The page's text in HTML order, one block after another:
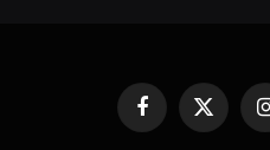
Facebook
X
(Twitter)